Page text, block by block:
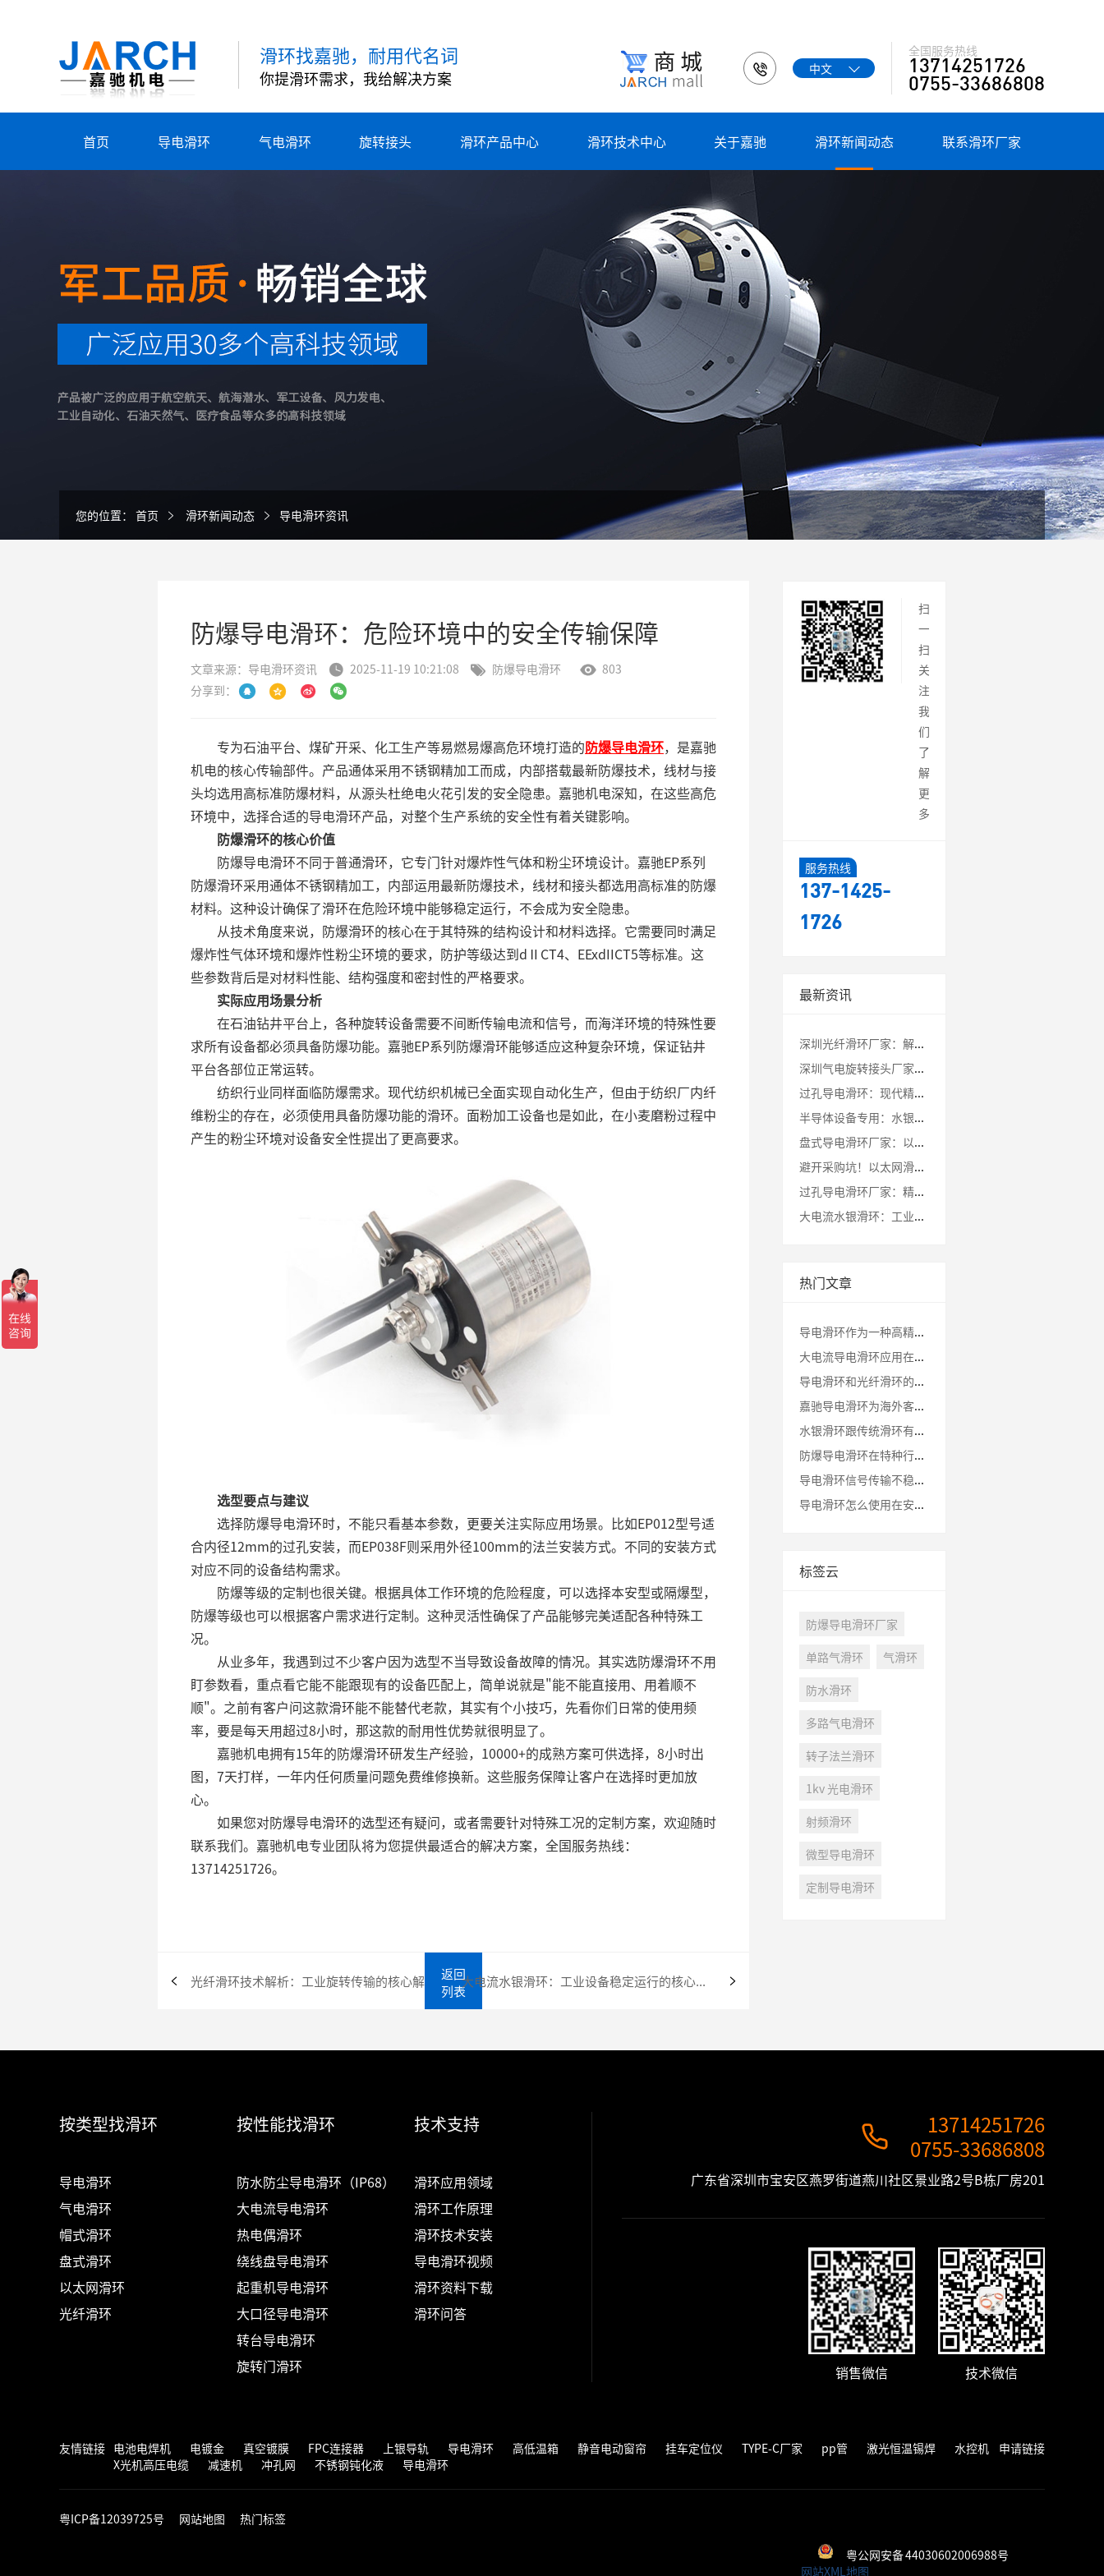
滑环找嘉驰，耐用代名词
你提滑环需求，我给解决方案  中文
全国服务热线
13714251726
0755-33686808
首页 导电滑环 气电滑环 旋转接头 滑环产品中心 滑环技术中心 关于嘉驰 滑环新闻动态 联系滑环厂家
您的位置： 首页 滑环新闻动态 导电滑环资讯
防爆导电滑环：危险环境中的安全传输保障
文章来源：导电滑环资讯  2025-11-19 10:21:08  防爆导电滑环  803
分享到：    
专为石油平台、煤矿开采、化工生产等易燃易爆高危环境打造的防爆导电滑环，是嘉驰
机电的核心传输部件。产品通体采用不锈钢精加工而成，内部搭载最新防爆技术，线材与接
头均选用高标准防爆材料，从源头杜绝电火花引发的安全隐患。嘉驰机电深知，在这些高危
环境中，选择合适的导电滑环产品，对整个生产系统的安全性有着关键影响。
防爆滑环的核心价值
防爆导电滑环不同于普通滑环，它专门针对爆炸性气体和粉尘环境设计。嘉驰EP系列
防爆滑环采用通体不锈钢精加工，内部运用最新防爆技术，线材和接头都选用高标准的防爆
材料。这种设计确保了滑环在危险环境中能够稳定运行，不会成为安全隐患。
从技术角度来说，防爆滑环的核心在于其特殊的结构设计和材料选择。它需要同时满足
爆炸性气体环境和爆炸性粉尘环境的要求，防护等级达到dⅡCT4、EExdIICT5等标准。这
些参数背后是对材料性能、结构强度和密封性的严格要求。
实际应用场景分析
在石油钻井平台上，各种旋转设备需要不间断传输电流和信号，而海洋环境的特殊性要
求所有设备都必须具备防爆功能。嘉驰EP系列防爆滑环能够适应这种复杂环境，保证钻井
平台各部位正常运转。
纺织行业同样面临防爆需求。现代纺织机械已全面实现自动化生产，但由于纺织厂内纤
维粉尘的存在，必须使用具备防爆功能的滑环。面粉加工设备也是如此，在小麦磨粉过程中
产生的粉尘环境对设备安全性提出了更高要求。
选型要点与建议
选择防爆导电滑环时，不能只看基本参数，更要关注实际应用场景。比如EP012型号适
合内径12mm的过孔安装，而EP038F则采用外径100mm的法兰安装方式。不同的安装方式
对应不同的设备结构需求。
防爆等级的定制也很关键。根据具体工作环境的危险程度，可以选择本安型或隔爆型，
防爆等级也可以根据客户需求进行定制。这种灵活性确保了产品能够完美适配各种特殊工
况。
从业多年，我遇到过不少客户因为选型不当导致设备故障的情况。其实选防爆滑环不用
盯参数看，重点看它能不能跟现有的设备匹配上，简单说就是"能不能直接用、用着顺不
顺"。之前有客户问这款滑环能不能替代老款，其实有个小技巧，先看你们日常的使用频
率，要是每天用超过8小时，那这款的耐用性优势就很明显了。
嘉驰机电拥有15年的防爆滑环研发生产经验，10000+的成熟方案可供选择，8小时出
图，7天打样，一年内任何质量问题免费维修换新。这些服务保障让客户在选择时更加放
心。
如果您对防爆导电滑环的选型还有疑问，或者需要针对特殊工况的定制方案，欢迎随时
联系我们。嘉驰机电专业团队将为您提供最适合的解决方案，全国服务热线：
13714251726。
返回
列表
大电流水银滑环：工业设备稳定运行的核心保障
扫
一
扫
关
注
我
们
了
解
更
多
服务热线
137-1425-
1726
最新资讯
深圳光纤滑环厂家：解锁旋转传输的未来密码
深圳气电旋转接头厂家：工业自动化中的关键连接专家
过孔导电滑环：现代精密设备的“能量与信息枢纽”
半导体设备专用：水银滑环厂家定制化解决方案全解析
盘式导电滑环厂家：以技术革新破解应用瓶颈
避开采购坑！以太网滑环厂家选择必看的3大核心指标
过孔导电滑环厂家：精密制造助力工业自动化升级
大电流水银滑环：工业设备稳定运行的核心保障
热门文章
导电滑环作为一种高精度的电旋转连接器不同场景下的导电滑环有哪些型号?
大电流导电滑环应用在行业的综合评估测试结果
导电滑环和光纤滑环的通道数量最大是多少？
嘉驰导电滑环为海外客户定制的卷筒旋转接头发货啦
水银滑环跟传统滑环有什么区别
防爆导电滑环在特种行业的技术应用讲解
导电滑环信号传输不稳怎么办
导电滑环怎么使用在安防监控摄像头云台
标签云
防爆导电滑环厂家
单路气滑环
气滑环
防水滑环
多路气电滑环
转子法兰滑环
1kv 光电滑环
射频滑环
微型导电滑环
定制导电滑环
按类型找滑环
导电滑环
气电滑环
帽式滑环
盘式滑环
以太网滑环
光纤滑环
按性能找滑环
防水防尘导电滑环（IP68）
大电流导电滑环
热电偶滑环
绕线盘导电滑环
起重机导电滑环
大口径导电滑环
转台导电滑环
旋转门滑环
技术支持
滑环应用领域
滑环工作原理
滑环技术安装
导电滑环视频
滑环资料下载
滑环问答

13714251726
0755-33686808
广东省深圳市宝安区燕罗街道燕川社区景业路2号B栋厂房201
销售微信 技术微信
申请链接
友情链接 电池电焊机 电镀金 真空镀膜 FPC连接器 上银导轨 导电滑环 高低温箱 静音电动窗帘 挂车定位仪 TYPE-C厂家 pp管 激光恒温锡焊
水控机
X光机高压电缆
减速机 冲孔网 不锈钢钝化液 导电滑环
粤ICP备12039725号 网站地图 热门标签
粤公网安备 44030602006988号
网站XML地图